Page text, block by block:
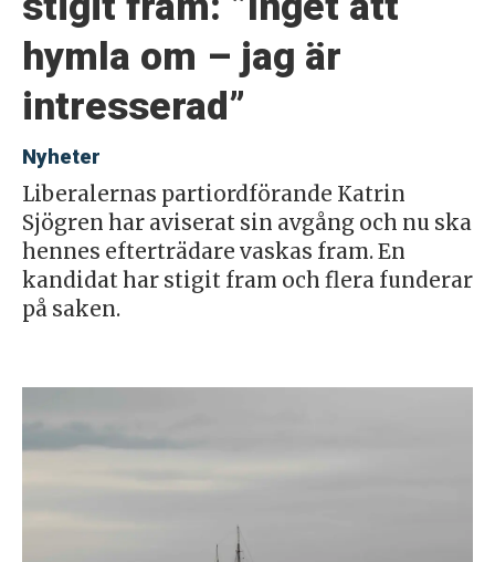
hymla om – jag är
intresserad”
Nyheter
Liberalernas partiordförande Katrin
Sjögren har aviserat sin avgång och nu ska
hennes efterträdare vaskas fram. En
kandidat har stigit fram och flera funderar
på saken.